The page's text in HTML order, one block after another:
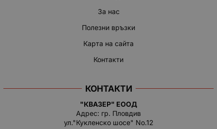
За нас
Полезни връзки
Карта на сайта
Контакти
КОНТАКТИ
"КВАЗЕР" ЕООД
Адрес: гр. Пловдив
ул."Кукленско шосе" No.12